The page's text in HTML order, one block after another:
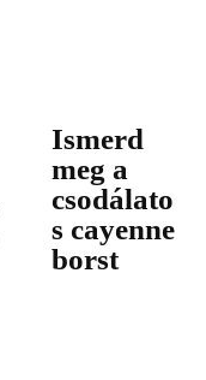
Ismerd
meg a
csodálato
s cayenne
borst